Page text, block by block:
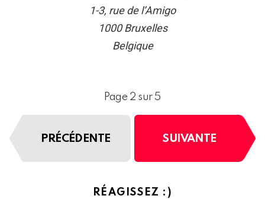
1-3, rue de l’Amigo
1000 Bruxelles
Belgique
Page 2 sur 5
PRÉCÉDENTE SUIVANTE
RÉAGISSEZ :)